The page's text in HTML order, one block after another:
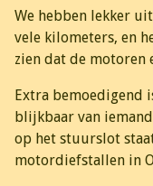
We hebben lekker
vele kilometers, en
zien dat de motoren
Extra bemoedigend
blijkbaar van
op het stuurslot
motordiefstallen in